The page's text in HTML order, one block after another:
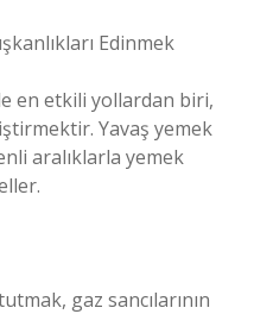
Edinmek
en etkili yollardan biri,
Yavaş yemek
aralıklarla yemek
gaz sancılarının